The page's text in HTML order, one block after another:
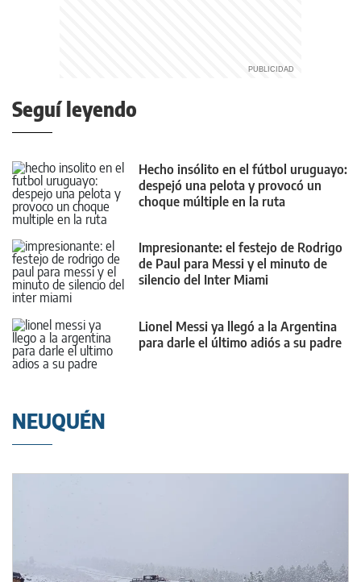
Seguí leyendo
Hecho insólito en el fútbol uruguayo:
despejó una pelota y provocó un
choque múltiple en la ruta
Impresionante: el festejo de Rodrigo
de Paul para Messi y el minuto de
silencio del Inter Miami
Lionel Messi ya llegó a la Argentina
para darle el último adiós a su padre
NEUQUÉN